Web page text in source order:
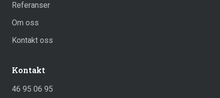
Referanser
Om oss
Kontakt oss
Kontakt
46 95 06 95